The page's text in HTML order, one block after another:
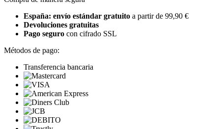
España: envío estándar gratuito a partir de 99,90 €
Devoluciones gratuitas
Pago seguro con cifrado SSL
Métodos de pago:
Transferencia bancaria